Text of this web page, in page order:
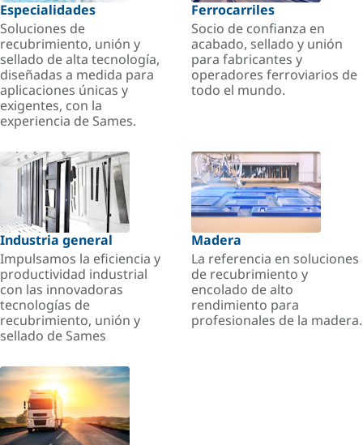
Especialidades
Soluciones de
recubrimiento, unión y
sellado de alta tecnología,
diseñadas a medida para
aplicaciones únicas y
exigentes, con la
experiencia de Sames.
Ferrocarriles
Socio de confianza en
acabado, sellado y unión
para fabricantes y
operadores ferroviarios de
todo el mundo.
Industria general
Impulsamos la eficiencia y
productividad industrial
con las innovadoras
tecnologías de
recubrimiento, unión y
sellado de Sames
Madera
La referencia en soluciones
de recubrimiento y
encolado de alto
rendimiento para
profesionales de la madera.